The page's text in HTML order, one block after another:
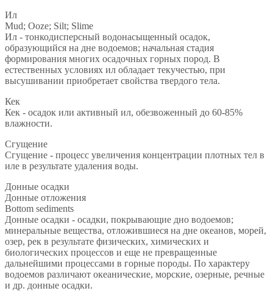
Ил
Mud; Ooze; Silt; Slime
Ил - тонкодисперсный водонасыщенный осадок,
образующийся на дне водоемов; начальная стадия
формирования многих осадочных горных пород. В
естественных условиях ил обладает текучестью, при
высушивании приобретает свойства твердого тела.
Кек
Кек - осадок или активный ил, обезвоженный до 60-85%
влажности.
Сгущение
Сгущение - процесс увеличения концентрации плотных тел в
иле в результате удаления воды.
Донные осадки
Донные отложения
Bottom sediments
Донные осадки - осадки, покрывающие дно водоемов;
минеральные вещества, отложившиеся на дне океанов, морей,
озер, рек в результате физических, химических и
биологических процессов и еще не превращенные
дальнейшими процессами в горные породы. По характеру
водоемов различают океанические, морские, озерные, речные
и др. донные осадки.